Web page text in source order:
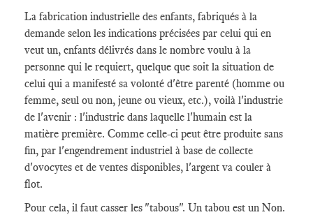
La fabrication industrielle des enfants, fabriqués à la
demande selon les indications précisées par celui qui en
veut un, enfants délivrés dans le nombre voulu à la
personne qui le requiert, quelque que soit la situation de
celui qui a manifesté sa volonté d'être parenté (homme ou
femme, seul ou non, jeune ou vieux, etc.), voilà l'industrie
de l'avenir : l'industrie dans laquelle l'humain est la
matière première. Comme celle-ci peut être produite sans
fin, par l'engendrement industriel à base de collecte
d'ovocytes et de ventes disponibles, l'argent va couler à
flot.
Pour cela, il faut casser les "tabous". Un tabou est un Non.